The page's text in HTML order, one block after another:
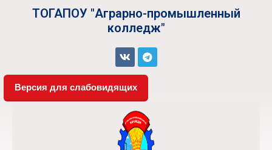
ТОГАПОУ "Аграрно-промышленный
колледж"
Версия для слабовидящих